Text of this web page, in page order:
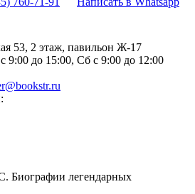
53, 2 этаж, павильон Ж-17
9:00 до 15:00, Сб с 9:00 до 12:00
Биографии легендарных